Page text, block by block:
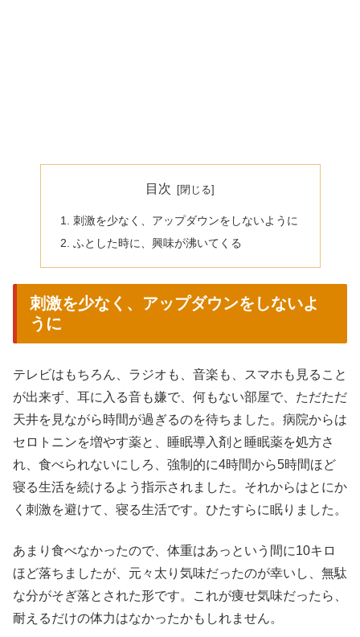
目次
刺激を少なく、アップダウンをしないように
ふとした時に、興味が沸いてくる
刺激を少なく、アップダウンをしないよ
うに
テレビはもちろん、ラジオも、音楽も、スマホも見ること
が出来ず、耳に入る音も嫌で、何もない部屋で、ただただ
天井を見ながら時間が過ぎるのを待ちました。病院からは
セロトニンを増やす薬と、睡眠導入剤と睡眠薬を処方さ
れ、食べられないにしろ、強制的に4時間から5時間ほど
寝る生活を続けるよう指示されました。それからはとにか
く刺激を避けて、寝る生活です。ひたすらに眠りました。
あまり食べなかったので、体重はあっという間に10キロ
ほど落ちましたが、元々太り気味だったのが幸いし、無駄
な分がそぎ落とされた形です。これが痩せ気味だったら、
耐えるだけの体力はなかったかもしれません。